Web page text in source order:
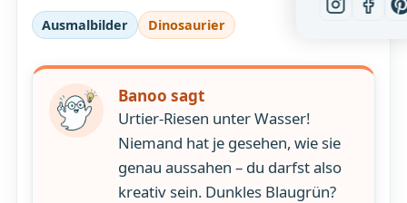
Ausmalbilder Dinosaurier
Banoo sagt
Urtier-Riesen unter Wasser!
Niemand hat je gesehen, wie sie
genau aussahen – du darfst also
kreativ sein. Dunkles Blaugrün?